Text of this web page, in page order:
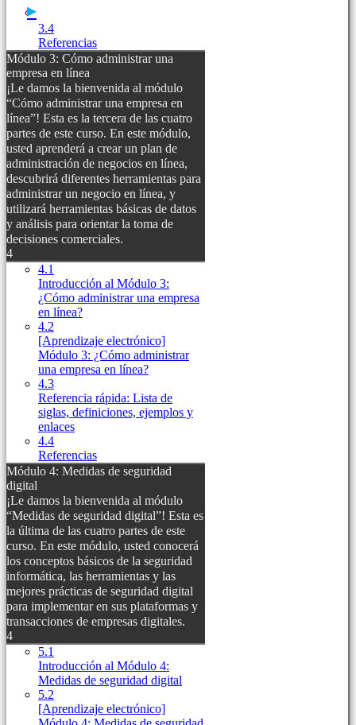
3.4
Referencias
Módulo 3: Cómo administrar una
empresa en línea
¡Le damos la bienvenida al módulo
“Cómo administrar una empresa en
línea”! Esta es la tercera de las cuatro
partes de este curso. En este módulo,
usted aprenderá a crear un plan de
administración de negocios en línea,
descubrirá diferentes herramientas para
administrar un negocio en línea, y
utilizará herramientas básicas de datos
y análisis para orientar la toma de
decisiones comerciales.
4
4.1
Introducción al Módulo 3:
¿Cómo administrar una empresa
en línea?
4.2
[Aprendizaje electrónico]
Módulo 3: ¿Cómo administrar
una empresa en línea?
4.3
Referencia rápida: Lista de
siglas, definiciones, ejemplos y
enlaces
4.4
Referencias
Módulo 4: Medidas de seguridad
digital
¡Le damos la bienvenida al módulo
“Medidas de seguridad digital”! Esta es
la última de las cuatro partes de este
curso. En este módulo, usted conocerá
los conceptos básicos de la seguridad
informática, las herramientas y las
mejores prácticas de seguridad digital
para implementar en sus plataformas y
transacciones de empresas digitales.
4
5.1
Introducción al Módulo 4:
Medidas de seguridad digital
5.2
[Aprendizaje electrónico]